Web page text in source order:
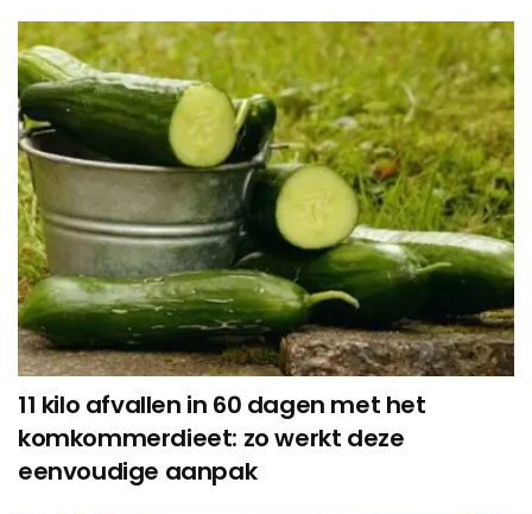
11 kilo afvallen in 60 dagen met het
komkommerdieet: zo werkt deze
eenvoudige aanpak